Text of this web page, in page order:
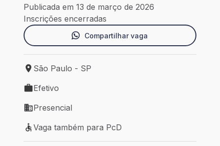
Publicada em 13 de março de 2026
Inscrições encerradas
Compartilhar vaga
Local de trabalho: São Paulo - SP
São Paulo - SP
Tipo de vaga: Efetivo
Efetivo
Modelo de trabalho: Presencial
Presencial
Vaga também para PcD
Vaga também para PcD